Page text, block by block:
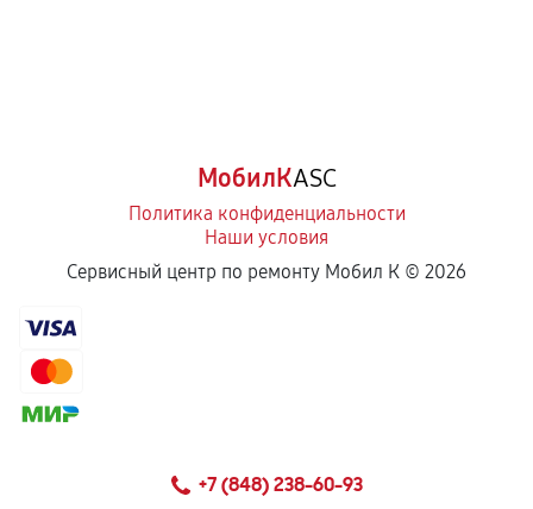
МобилКASC
Политика конфиденциальности
Наши условия
Сервисный центр по ремонту Мобил К © 2026
+7 (848) 238-60-93